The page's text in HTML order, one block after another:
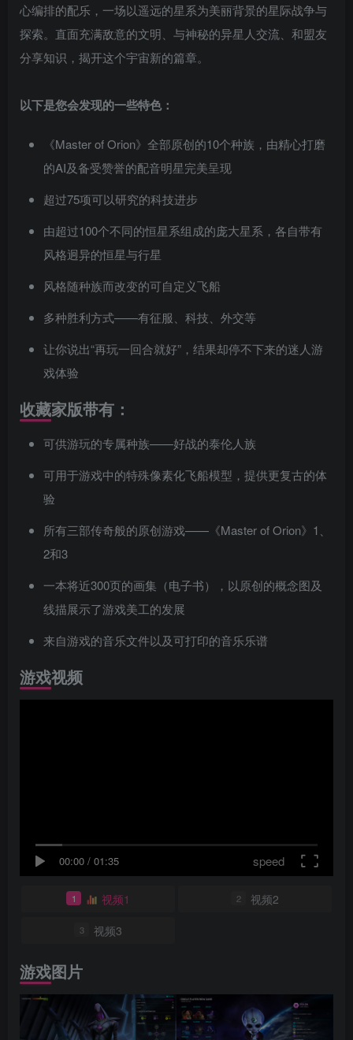
心编排的配乐，一场以遥远的星系为美丽背景的星际战争与
探索。直面充满敌意的文明、与神秘的异星人交流、和盟友
分享知识，揭开这个宇宙新的篇章。
以下是您会发现的一些特色：
《Master of Orion》全部原创的10个种族，由精心打磨
的AI及备受赞誉的配音明星完美呈现
超过75项可以研究的科技进步
由超过100个不同的恒星系组成的庞大星系，各自带有
风格迥异的恒星与行星
风格随种族而改变的可自定义飞船
多种胜利方式——有征服、科技、外交等
让你说出“再玩一回合就好”，结果却停不下来的迷人游
戏体验
收藏家版带有：
可供游玩的专属种族——好战的泰伦人族
可用于游戏中的特殊像素化飞船模型，提供更复古的体
验
所有三部传奇般的原创游戏——《Master of Orion》1、
2和3
一本将近300页的画集（电子书），以原创的概念图及
线描展示了游戏美工的发展
来自游戏的音乐文件以及可打印的音乐乐谱
游戏视频
00:00 / 01:35 speed
1 视频1 2 视频2
3 视频3
游戏图片